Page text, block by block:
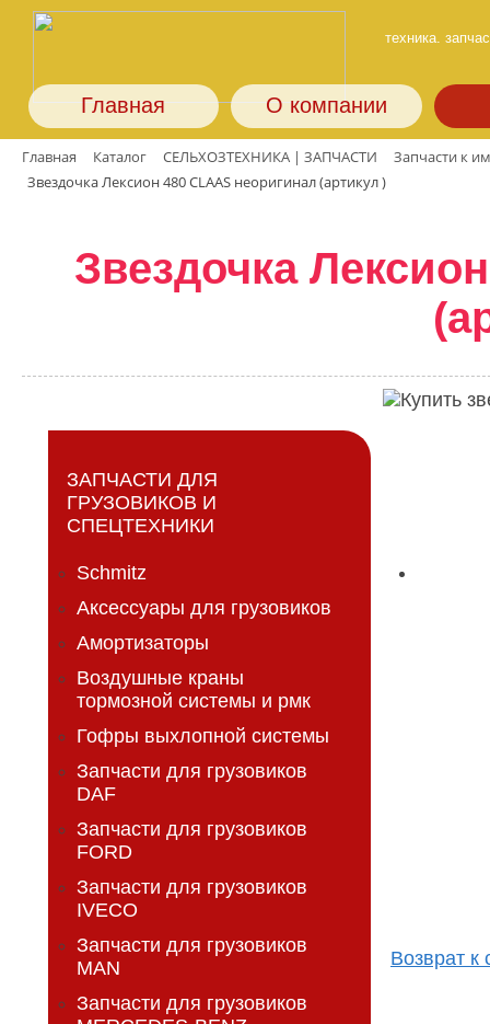
техника.
Главная О компании
Главная Каталог СЕЛЬХОЗТЕХНИКА | ЗАПЧАСТИ
Запчасти к
Звездочка Лексион 480 CLAAS неоригинал (артикул )
Звездочка
ЗАПЧАСТИ ДЛЯ
ГРУЗОВИКОВ И
СПЕЦТЕХНИКИ
Schmitz
Аксессуары для грузовиков
Амортизаторы
Воздушные краны
тормозной системы и рмк
Гофры выхлопной системы
Запчасти для грузовиков
DAF
Запчасти для грузовиков
FORD
Запчасти для грузовиков
IVECO
Запчасти для грузовиков
MAN
Запчасти для грузовиков
Возврат к